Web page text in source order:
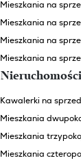
Mieszkania na
Mieszkania na
Mieszkania na
Mieszkania na
Kawalerki na
Mieszkania
Mieszkania
Mieszkania